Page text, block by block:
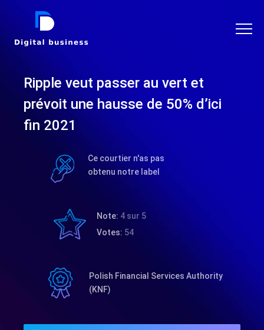
DIGITAL BUSINESS
Ripple veut passer au vert et
prévoit une hausse de 50% d’ici
fin 2021
Ce courtier n'as pas
obtenu notre label
Note: 4 sur 5
Votes: 54
Polish Financial Services Authority
(KNF)